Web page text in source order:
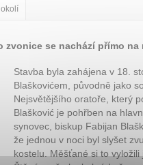
se nachází přímo na
Stavba byla zahájena v 18.
Blaškovićem, původně jako
Nejsvětějšího oratoře, který
Blašković je pohřben na
synovec, biskup Fabijan
že jednou v noci byl slyšet
kostelu. Měšťané si to